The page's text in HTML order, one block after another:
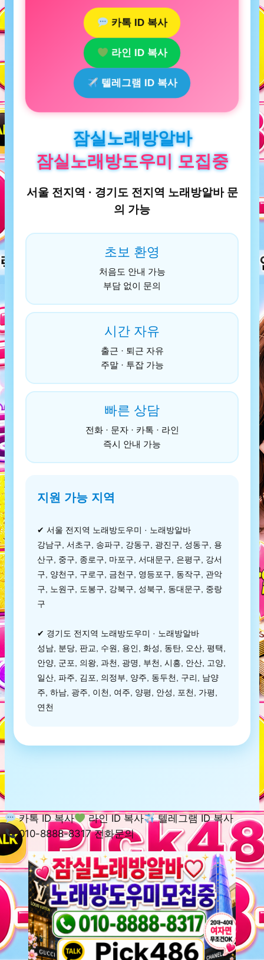
카톡 ID 복사
라인 ID 복사
텔레그램 ID 복사
잠실노래방알바
잠실노래방도우미 모집중
서울 전지역 · 경기도 전지역 노래방알바 문
의 가능
초보 환영
처음도 안내 가능
부담 없이 문의
시간 자유
출근 · 퇴근 자유
주말 · 투잡 가능
빠른 상담
전화 · 문자 · 카톡 · 라인
즉시 안내 가능
지원 가능 지역
✔ 서울 전지역 노래방도우미 · 노래방알바
강남구, 서초구, 송파구, 강동구, 광진구, 성동구, 용
산구, 중구, 종로구, 마포구, 서대문구, 은평구, 강서
구, 양천구, 구로구, 금천구, 영등포구, 동작구, 관악
구, 노원구, 도봉구, 강북구, 성북구, 동대문구, 중랑
구
✔ 경기도 전지역 노래방도우미 · 노래방알바
성남, 분당, 판교, 수원, 용인, 화성, 동탄, 오산, 평택,
안양, 군포, 의왕, 과천, 광명, 부천, 시흥, 안산, 고양,
일산, 파주, 김포, 의정부, 양주, 동두천, 구리, 남양
주, 하남, 광주, 이천, 여주, 양평, 안성, 포천, 가평,
연천
카톡 ID 복사 라인 ID 복사
텔레그램 ID 복사
010-8888-8317 전화문의